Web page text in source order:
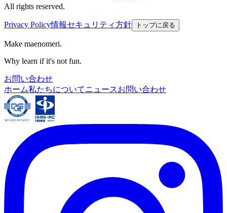
All rights reserved.
Privacy Policy情報セキュリティ方針 トップに戻る
Make maenomeri.
Why learn if it's not fun.
お問い合わせ
ホーム私たちについてニュースお問い合わせ